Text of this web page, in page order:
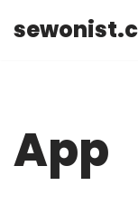
App